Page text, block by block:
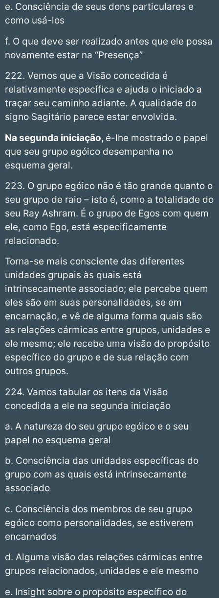
e. Consciência de seus dons particulares e
como usá-los
f. O que deve ser realizado antes que ele possa
novamente estar na “Presença”
222. Vemos que a Visão concedida é
relativamente específica e ajuda o iniciado a
traçar seu caminho adiante. A qualidade do
signo Sagitário parece estar envolvida.
Na segunda iniciação, é-lhe mostrado o papel
que seu grupo egóico desempenha no
esquema geral.
223. O grupo egóico não é tão grande quanto o
seu grupo de raio – isto é, como a totalidade do
seu Ray Ashram. É o grupo de Egos com quem
ele, como Ego, está especificamente
relacionado.
Torna-se mais consciente das diferentes
unidades grupais às quais está
intrinsecamente associado; ele percebe quem
eles são em suas personalidades, se em
encarnação, e vê de alguma forma quais são
as relações cármicas entre grupos, unidades e
ele mesmo; ele recebe uma visão do propósito
específico do grupo e de sua relação com
outros grupos.
224. Vamos tabular os itens da Visão
concedida a ele na segunda iniciação
a. A natureza do seu grupo egóico e o seu
papel no esquema geral
b. Consciência das unidades específicas do
grupo com as quais está intrinsecamente
associado
c. Consciência dos membros de seu grupo
egóico como personalidades, se estiverem
encarnados
d. Alguma visão das relações cármicas entre
grupos relacionados, unidades e ele mesmo
e. Insight sobre o propósito específico do